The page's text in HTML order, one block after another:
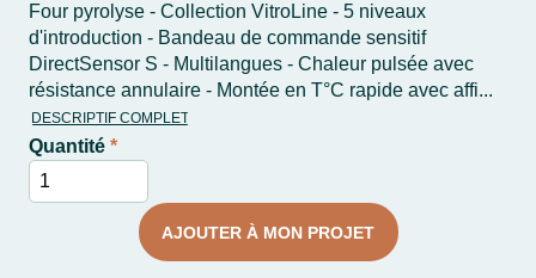
Four pyrolyse - Collection VitroLine - 5 niveaux
d'introduction - Bandeau de commande sensitif
DirectSensor S - Multilangues - Chaleur pulsée avec
résistance annulaire - Montée en T°C rapide avec affi...
DESCRIPTIF COMPLET
Quantité *
AJOUTER À MON PROJET